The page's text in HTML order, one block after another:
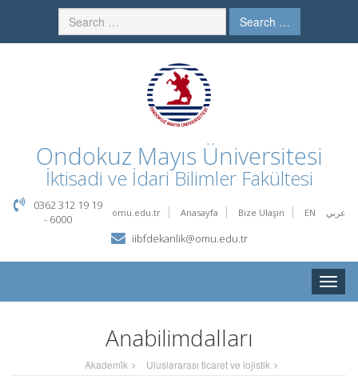
Search …
Ondokuz Mayıs Üniversitesi
İktisadi ve İdari Bilimler Fakültesi
omu.edu.tr Anasayfa Bize Ulaşın EN عربي
0362 312 19 19
- 6000
iibfdekanlik@omu.edu.tr
Toggle
Anabilimdalları
Akademi̇k Uluslararası ticaret ve lojistik